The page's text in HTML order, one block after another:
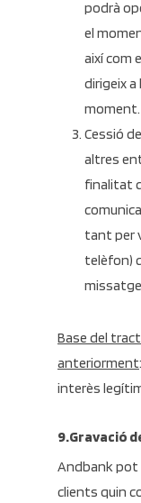
podrà
el
així com
dirigeix a
moment.
Cessió
altres
finalitat
tant per
telèfon)
Base del
anteriorment
interès
9.Gravació
Andbank pot
clients quin